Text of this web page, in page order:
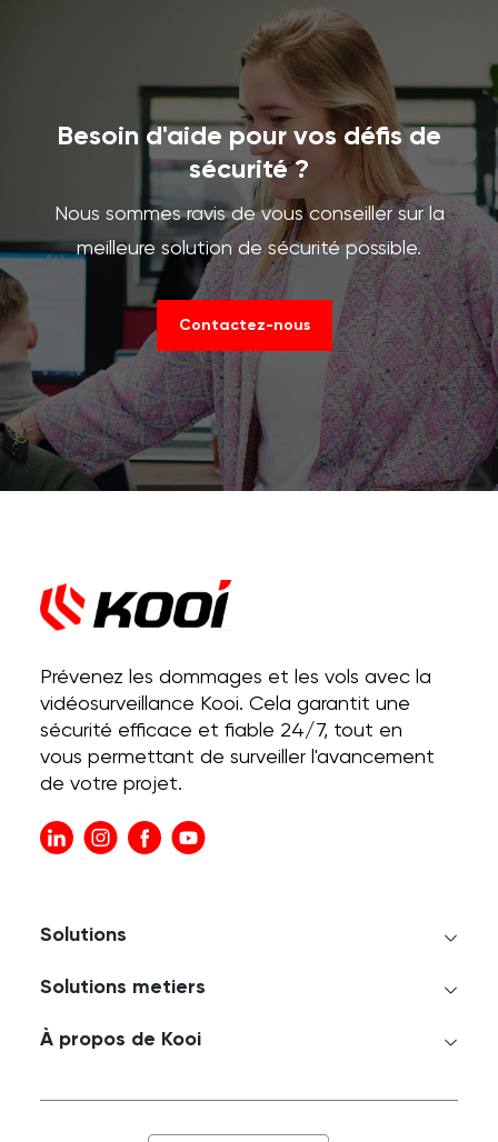
Besoin d'aide pour vos défis de
sécurité ?
Nous sommes ravis de vous conseiller sur la
meilleure solution de sécurité possible.
Contactez-nous
Prévenez les dommages et les vols avec la
vidéosurveillance Kooi. Cela garantit une
sécurité efficace et fiable 24/7, tout en
vous permettant de surveiller l'avancement
de votre projet.
Solutions
Solutions metiers
À propos de Kooi